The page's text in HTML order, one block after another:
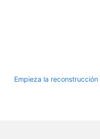
Empieza la reconstrucción